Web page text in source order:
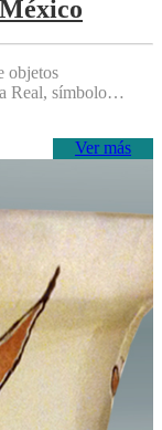
objetos
Real, símbolo…
Ver más